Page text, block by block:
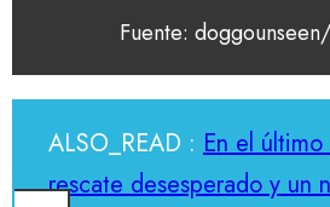
Fuente:
ALSO_READ : En el
rescate desesperado y un